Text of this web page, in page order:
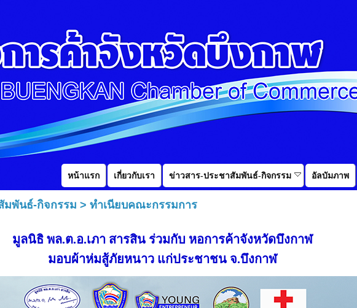
อัลบัมภาพ
ข่าวสาร-ประชาสัมพันธ์-กิจกรรม
เกี่ยวกับเรา
หน้าแรก
มพันธ์-กิจกรรม > ทำเนียบคณะกรรมการ
มูลนิธิ พล.ต.อ.เภา สารสิน ร่วมกับ หอการค้าจังหวัดบึงกาฬ
มอบผ้าห่มสู้ภัยหนาว แก่ประชาชน จ.บึงกาฬ